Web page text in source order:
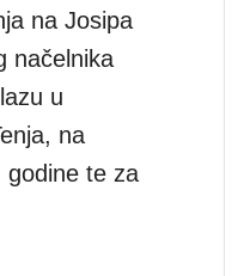
na Josipa
načelnika
u
na
godine te za